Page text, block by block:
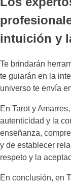
intuición y
Te brindarán
te guiarán en la
universo te envía
En Tarot y
autenticidad y la
enseñanza,
y de establecer
respeto y la
En conclusión, en